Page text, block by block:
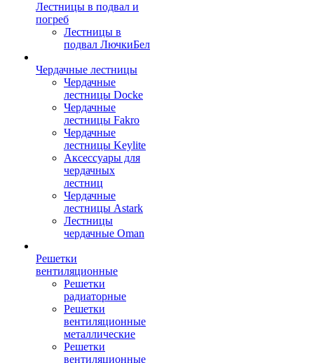
Лестницы в подвал и
погреб
Лестницы в
подвал ЛючкиБел
Чердачные лестницы
Чердачные
лестницы Docke
Чердачные
лестницы Fakro
Чердачные
лестницы Keylite
Аксессуары для
чердачных
лестниц
Чердачные
лестницы Astark
Лестницы
чердачные Oman
Решетки
вентиляционные
Решетки
радиаторные
Решетки
вентиляционные
металлические
Решетки
вентиляционные